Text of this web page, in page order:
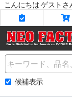
こんにちは ゲストさ
Name
候補表示